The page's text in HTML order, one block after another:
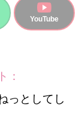
YouTube
：
っとしてし